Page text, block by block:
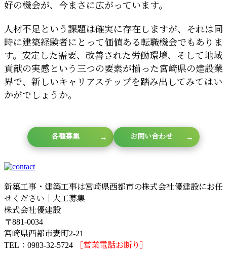
好の機会が、今まさに広がっています。
人材不足という課題は確実に存在しますが、それは同
時に建築経験者にとって価値ある転職機会でもありま
す。安定した需要、改善された労働環境、そして地域
貢献の実感という三つの要素が揃った宮崎県の建設業
界で、新しいキャリアステップを踏み出してみてはい
かがでしょうか。
各種募集 お問い合わせ
新築工事・建築工事は宮崎県西都市の株式会社優建設にお任
せください｜大工募集
株式会社優建設
〒881-0034
宮崎県西都市妻町2-21
TEL：0983-32-5724
［営業電話お断り］